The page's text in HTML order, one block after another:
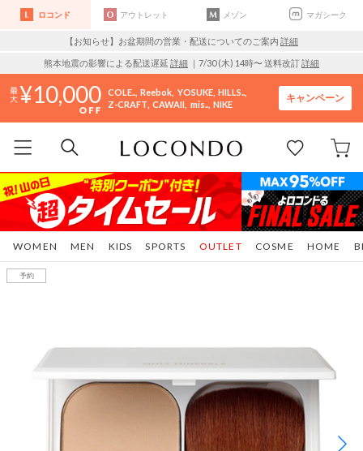
ロコンド アウトレット メゾン マガシーク
【お知らせ】お盆期間の営業・配送についてのご案内 詳細
熊本地震の影響による配送遅延 詳細 ｜7/30 (木) 14時〜 送料改訂詳細
10,000 COLE.. Reebok YOSUKE HILLS..
Z-CRAFT CAWAII mis.. NIKE
キャンペーン
WOMEN MEN KIDS SPORTS COSME HOME
OUTLET